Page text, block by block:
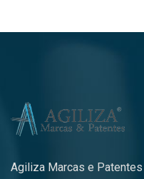
Agiliza Marcas e